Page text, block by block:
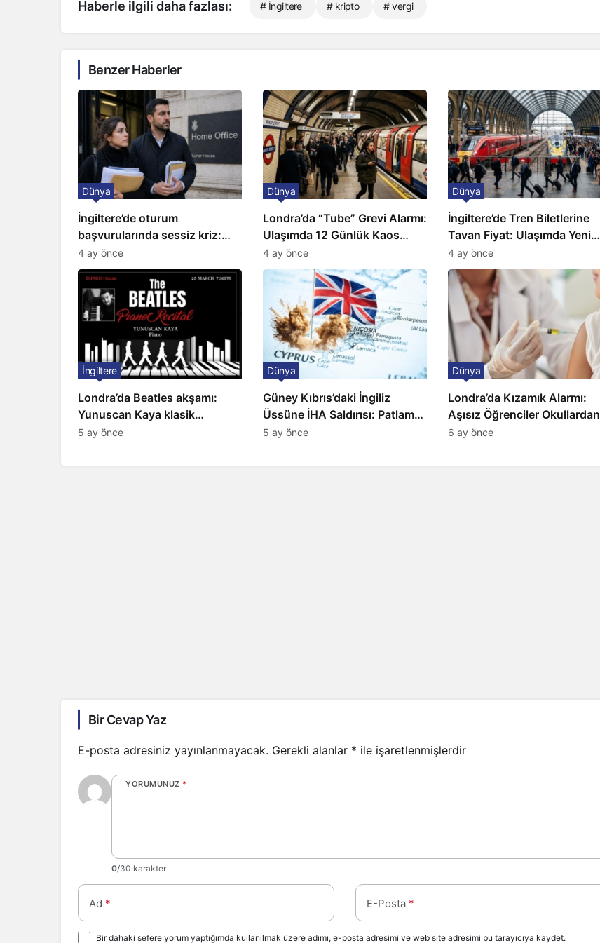
Haberle ilgili daha fazlası: # İngiltere # kripto # vergi
Benzer Haberler
İngiltere’de oturum
başvurularında sessiz kriz:
Büyükelçilikten açıklama!
Dünya
4 ay önce
Londra’da “Tube” Grevi Alarmı:
Ulaşımda 12 Günlük Kaos
Kapıda
Dünya
4 ay önce
İngiltere’de Tren Biletlerine
Tavan Fiyat: Ulaşımda Yeni
Düzenleme
Dünya
4 ay önce
Londra’da Beatles akşamı:
Yunuscan Kaya klasik
yorumuyla sahnede
İngiltere
5 ay önce
Güney Kıbrıs’daki İngiliz
Üssüne İHA Saldırısı: Patlama,
Sirenler ve Alarm Durumu
Dünya
5 ay önce
Londra’da Kızamık Alarmı:
Aşısız Öğrenciler Okullardan
Uzaklaştırılacak
Dünya
6 ay önce
Bir Cevap Yaz
E-posta adresiniz yayınlanmayacak. Gerekli alanlar * ile işaretlenmişlerdir
YORUMUNUZ *
0/30 karakter
Ad * E-Posta *
Bir dahaki sefere yorum yaptığımda kullanılmak üzere adımı, e-posta adresimi ve web site adresimi bu tarayıcıya kaydet.